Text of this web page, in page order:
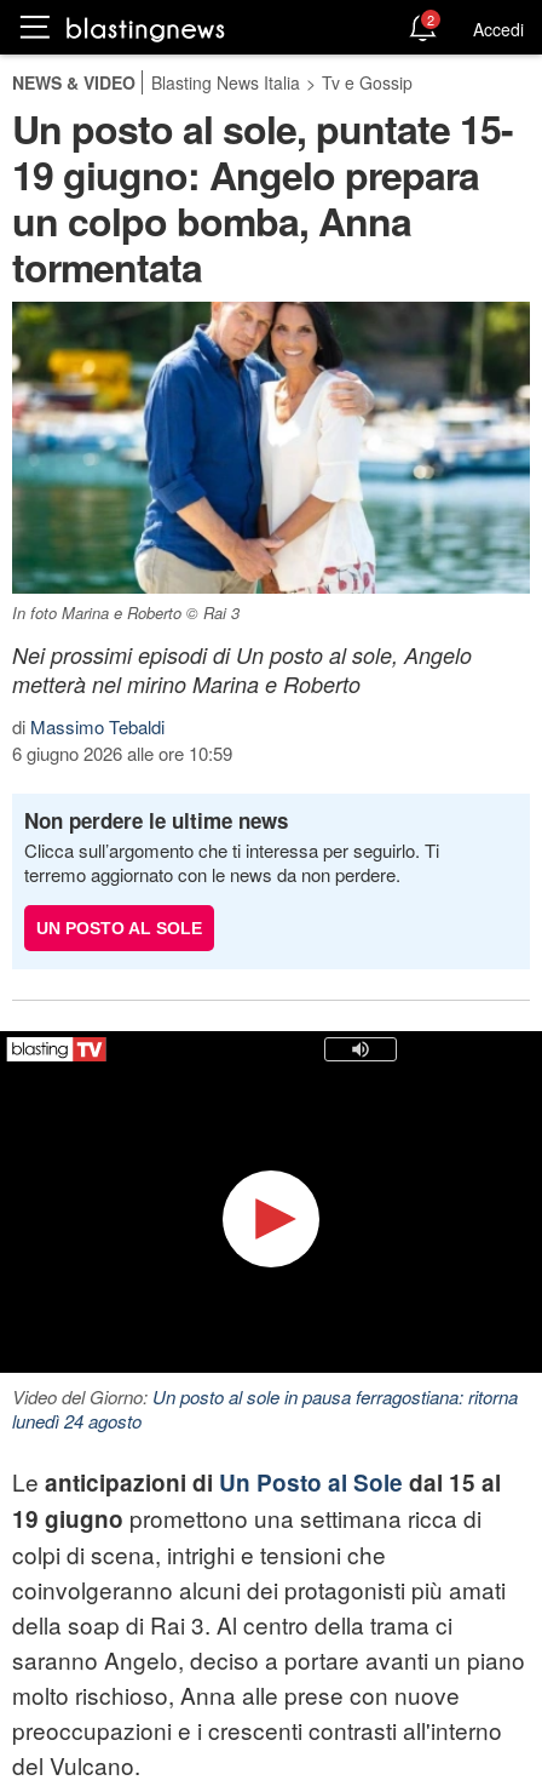
2 Accedi
NEWS & VIDEO Blasting News Italia > Tv e Gossip
Un posto al sole, puntate 15-
19 giugno: Angelo prepara
un colpo bomba, Anna
tormentata
In foto Marina e Roberto © Rai 3
Nei prossimi episodi di Un posto al sole, Angelo
metterà nel mirino Marina e Roberto
di Massimo Tebaldi
6 giugno 2026 alle ore 10:59
Non perdere le ultime news
Clicca sull’argomento che ti interessa per seguirlo. Ti
terremo aggiornato con le news da non perdere.
UN POSTO AL SOLE
Video del Giorno: Un posto al sole in pausa ferragostiana: ritorna
lunedì 24 agosto
Le anticipazioni di Un Posto al Sole dal 15 al
19 giugno promettono una settimana ricca di
colpi di scena, intrighi e tensioni che
coinvolgeranno alcuni dei protagonisti più amati
della soap di Rai 3. Al centro della trama ci
saranno Angelo, deciso a portare avanti un piano
molto rischioso, Anna alle prese con nuove
preoccupazioni e i crescenti contrasti all'interno
del Vulcano.